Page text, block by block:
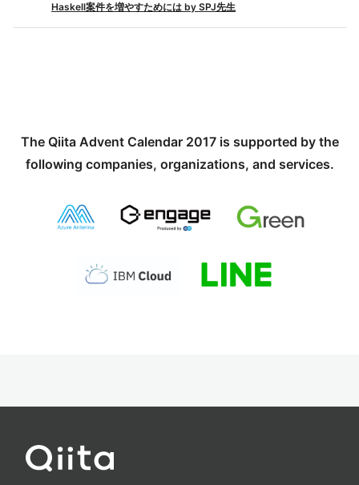
Haskell案件を増やすためには by SPJ先生
The Qiita Advent Calendar 2017 is supported by the
following companies, organizations, and services.